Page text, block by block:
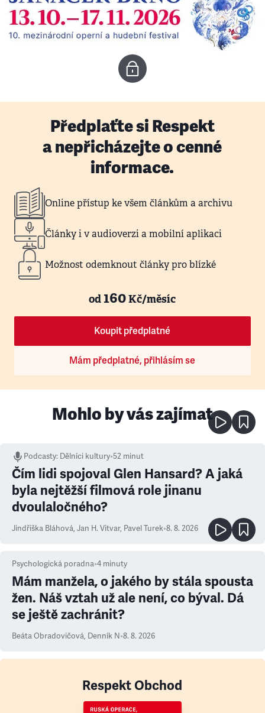
Předplaťte si Respekt
a nepřicházejte o cenné
informace.
Online přístup ke všem článkům a archivu
Články i v audioverzi a mobilní aplikaci
Možnost odemknout články pro blízké
od160Kč/měsíc
Koupit předplatné
Mám předplatné, přihlásím se
Mohlo by vás zajímat
Podcasty: Dělníci kultury•52 minut
Čím lidi spojoval Glen Hansard? A jaká
byla nejtěžší filmová role jinanu
dvoulaločného?
Jindřiška Bláhová, Jan H. Vitvar, Pavel Turek•8. 8. 2026
Psychologická poradna•4 minuty
Mám manžela, o jakého by stála spousta
žen. Náš vztah už ale není, co býval. Dá
se ještě zachránit?
Beáta Obradovičová, Denník N•8. 8. 2026
Respekt Obchod